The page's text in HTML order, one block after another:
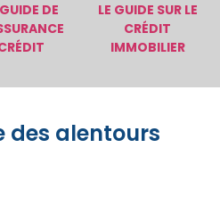
DE
LE GUIDE SUR LE
CRÉDIT
IMMOBILIER
des alentours